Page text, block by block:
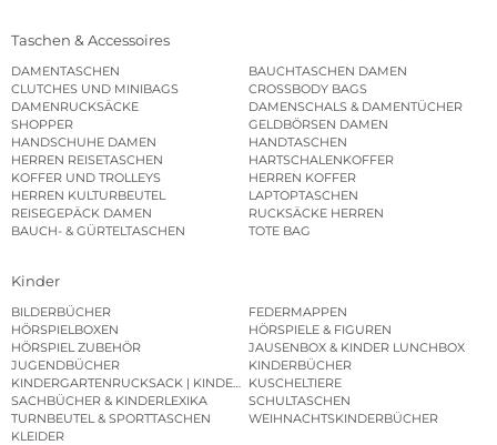
Taschen & Accessoires
DAMENTASCHEN
BAUCHTASCHEN DAMEN
CLUTCHES UND MINIBAGS
CROSSBODY BAGS
DAMENRUCKSÄCKE
DAMENSCHALS & DAMENTÜCHER
SHOPPER
GELDBÖRSEN DAMEN
HANDSCHUHE DAMEN
HANDTASCHEN
HERREN REISETASCHEN
HARTSCHALENKOFFER
KOFFER UND TROLLEYS
HERREN KOFFER
HERREN KULTURBEUTEL
LAPTOPTASCHEN
REISEGEPÄCK DAMEN
RUCKSÄCKE HERREN
BAUCH- & GÜRTELTASCHEN
TOTE BAG
Kinder
BILDERBÜCHER
FEDERMAPPEN
HÖRSPIELBOXEN
HÖRSPIELE & FIGUREN
HÖRSPIEL ZUBEHÖR
JAUSENBOX & KINDER LUNCHBOX
JUGENDBÜCHER
KINDERBÜCHER
KINDERGARTENRUCKSACK | KINDERGARTENBEUTEL
KUSCHELTIERE
SACHBÜCHER & KINDERLEXIKA
SCHULTASCHEN
TURNBEUTEL & SPORTTASCHEN
WEIHNACHTSKINDERBÜCHER
KLEIDER